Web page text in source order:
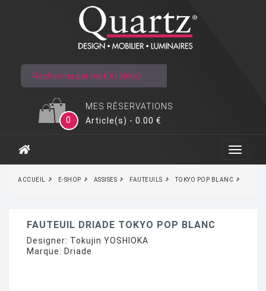
MES RÉSERVATIONS
0
Article(s) - 0.00 €
ACCUEIL E-SHOP ASSISES FAUTEUILS TOKYO POP BLANC
FAUTEUIL DRIADE TOKYO POP BLANC
Designer: Tokujin YOSHIOKA
Marque: Driade